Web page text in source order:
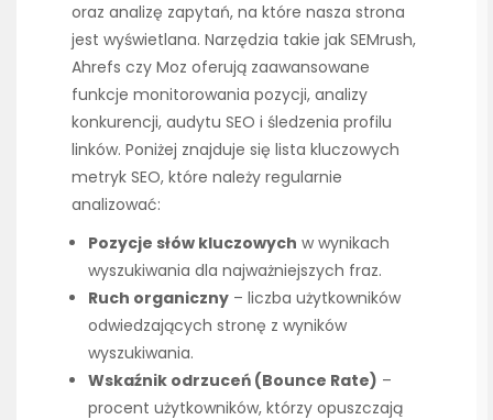
oraz analizę zapytań, na które nasza strona
jest wyświetlana. Narzędzia takie jak SEMrush,
Ahrefs czy Moz oferują zaawansowane
funkcje monitorowania pozycji, analizy
konkurencji, audytu SEO i śledzenia profilu
linków. Poniżej znajduje się lista kluczowych
metryk SEO, które należy regularnie
analizować:
Pozycje słów kluczowych w wynikach
wyszukiwania dla najważniejszych fraz.
Ruch organiczny – liczba użytkowników
odwiedzających stronę z wyników
wyszukiwania.
Wskaźnik odrzuceń (Bounce Rate) –
procent użytkowników, którzy opuszczają